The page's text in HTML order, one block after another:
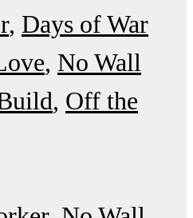
Days of War
No Wall
Off the